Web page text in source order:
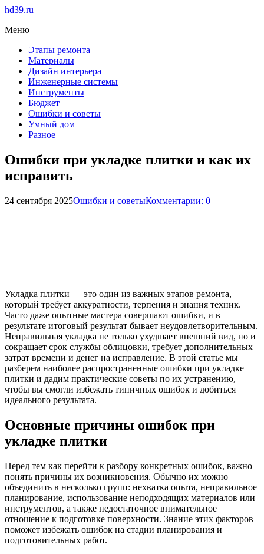
hd39.ru
Меню
Этапы ремонта
Материалы
Дизайн интерьера
Инженерные системы
Инструменты
Бюджет
Ошибки и советы
Умный дом
Разное
Ошибки при укладке плитки и как их
исправить
24 сентября 2025Ошибки и советыКомментарии: 0
Укладка плитки — это один из важных этапов ремонта,
который требует аккуратности, терпения и знания техник.
Часто даже опытные мастера совершают ошибки, и в
результате итоговый результат бывает неудовлетворительным.
Неправильная укладка не только ухудшает внешний вид, но и
сокращает срок службы облицовки, требует дополнительных
затрат времени и денег на исправление. В этой статье мы
разберем наиболее распространенные ошибки при укладке
плитки и дадим практические советы по их устранению,
чтобы вы смогли избежать типичных ошибок и добиться
идеального результата.
Основные причины ошибок при
укладке плитки
Перед тем как перейти к разбору конкретных ошибок, важно
понять причины их возникновения. Обычно их можно
объединить в несколько групп: нехватка опыта, неправильное
планирование, использование неподходящих материалов или
инструментов, а также недостаточное внимательное
отношение к подготовке поверхности. Знание этих факторов
поможет избежать ошибок на стадии планирования и
подготовительных работ.